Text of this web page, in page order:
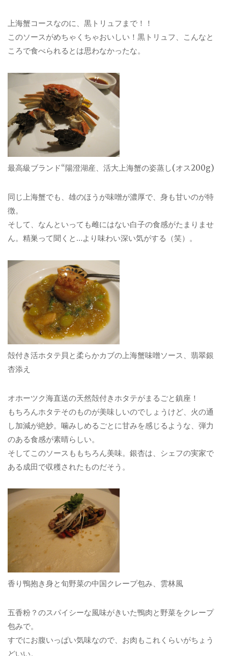
上海蟹コースなのに、黒トリュフまで！！
このソースがめちゃくちゃおいしい！黒トリュフ、こんなと
ころで食べられるとは思わなかったな。
最高級ブランド“陽澄湖産、活大上海蟹の姿蒸し(オス200g)
同じ上海蟹でも、雄のほうが味噌が濃厚で、身も甘いのが特
徴。
そして、なんといっても雌にはない白子の食感がたまりませ
ん。精巣って聞くと…より味わい深い気がする（笑）。
殻付き活ホタテ貝と柔らかカブの上海蟹味噌ソース、翡翠銀
杏添え
オホーツク海直送の天然殻付きホタテがまるごと鎮座！
もちろんホタテそのものが美味しいのでしょうけど、火の通
し加減が絶妙。噛みしめるごとに甘みを感じるような、弾力
のある食感が素晴らしい。
そしてこのソースももちろん美味。銀杏は、シェフの実家で
ある成田で収穫されたものだそう。
香り鴨抱き身と旬野菜の中国クレープ包み、雲林風
五香粉？のスパイシーな風味がきいた鴨肉と野菜をクレープ
包みで。
すでにお腹いっぱい気味なので、お肉もこれくらいがちょう
どいい。